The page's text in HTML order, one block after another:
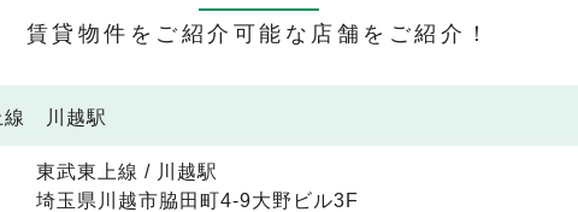
賃貸物件をご紹介可能な店舗をご紹介！
線 川越駅
東武東上線 / 川越駅
埼玉県川越市脇田町4-9大野ビル3F